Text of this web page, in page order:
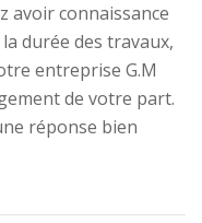
avoir connaissance
durée des travaux,
entreprise G.M
de votre part.
réponse bien